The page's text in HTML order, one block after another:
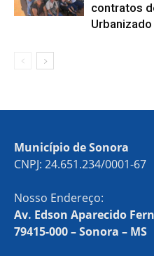
contratos
Urbanizado
Município de Sonora
CNPJ: 24.651.234/0001-67
Nosso Endereço:
Av. Edson Aparecido
79415-000 – Sonora – MS